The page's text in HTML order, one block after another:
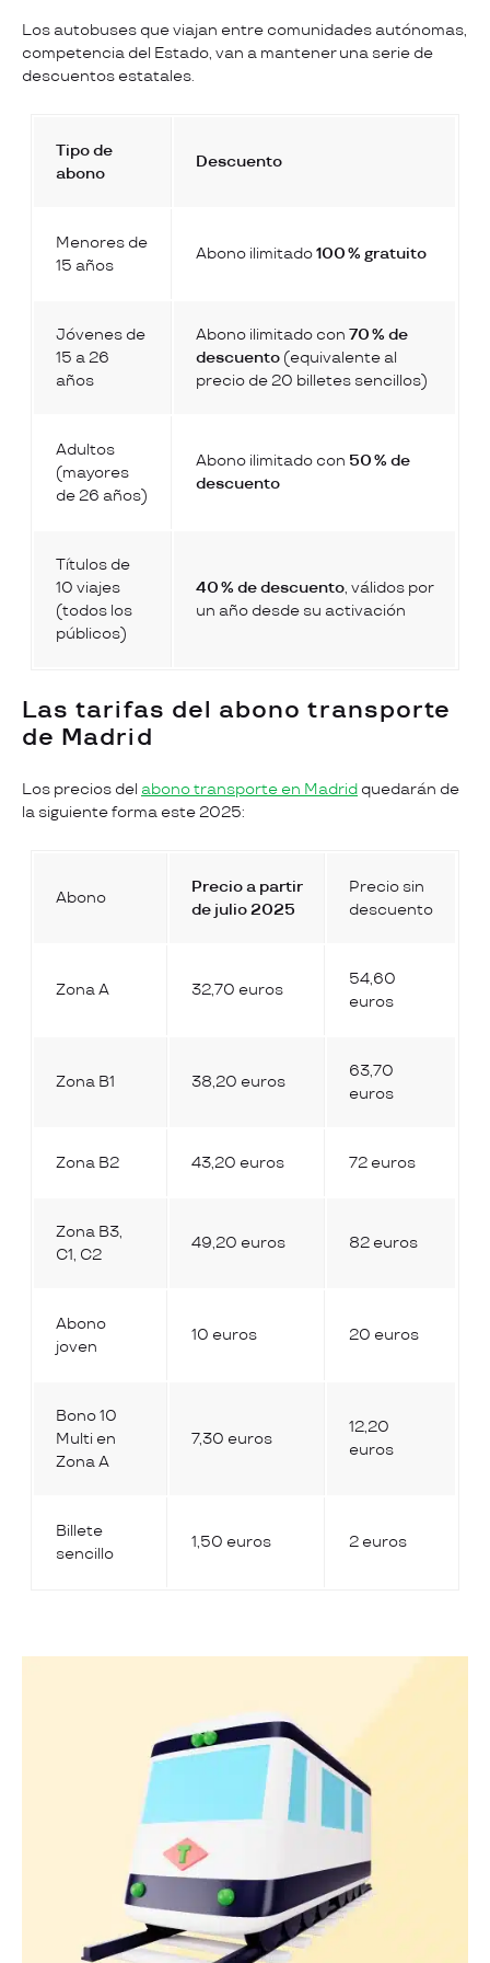
Los autobuses que viajan entre comunidades autónomas,
competencia del Estado, van a mantener una serie de
descuentos estatales.
Tipo de
abono
Descuento
Menores de
15 años
Abono ilimitado100 % gratuito
Jóvenes de
15 a 26
años
Abono ilimitado con70 % de
descuento (equivalente al
precio de 20 billetes sencillos)
Adultos
(mayores
de 26 años)
Abono ilimitado con 50 % de
descuento
Títulos de
10 viajes
(todos los
públicos)
40 % de descuento, válidos por
un año desde su activación
Las tarifas del abono transporte
de Madrid
Los precios del abono transporte en Madrid quedarán de
la siguiente forma este 2025:
Abono
Precio a partir
de julio 2025
Precio sin
descuento
Zona A 32,70 euros
54,60
euros
Zona B1 38,20 euros
63,70
euros
Zona B2 43,20 euros 72 euros
Zona B3,
C1, C2
49,20 euros 82 euros
Abono
joven
10 euros 20 euros
Bono 10
Multi en
Zona A
7,30 euros
12,20
euros
Billete
sencillo
1,50 euros 2 euros